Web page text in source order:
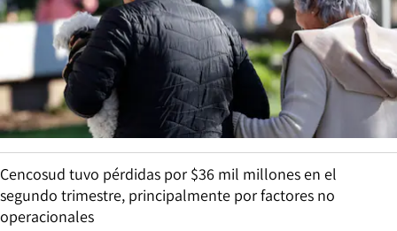
Cencosud tuvo pérdidas por $36 mil millones en el
segundo trimestre, principalmente por factores no
operacionales